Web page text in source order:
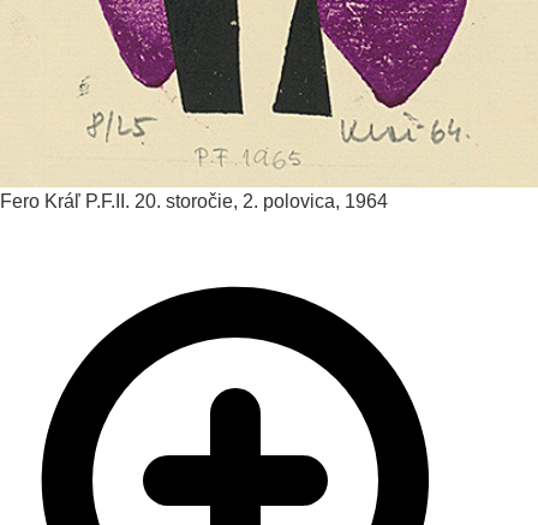
Fero Kráľ P.F.II. 20. storočie, 2. polovica, 1964